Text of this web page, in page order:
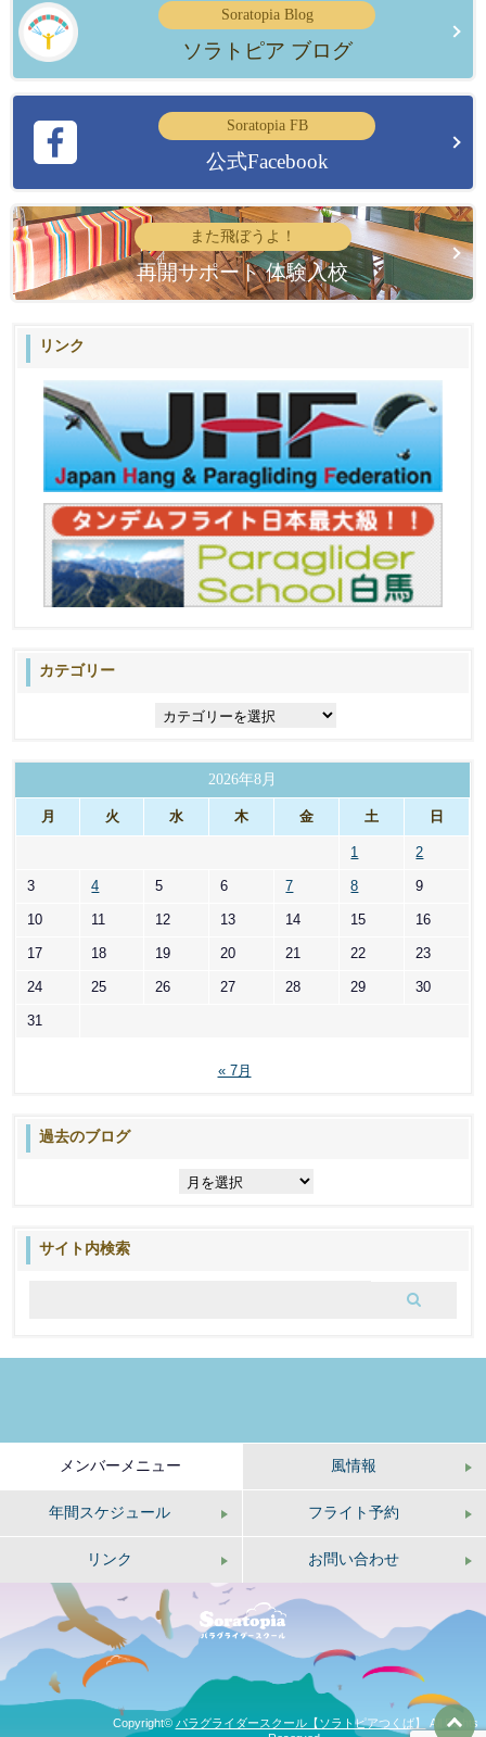
Soratopia Blog
ソラトピア ブログ
Soratopia FB
公式Facebook
また飛ぼうよ！
再開サポート 体験入校
リンク
カテゴリー
ー
2026年8月
月 火 水 木 金 土 日
1 2
3 4 5 6 7 8 9
10 11 12 13 14 15 16
17 18 19 20 21 22 23
24 25 26 27 28 29 30
31
« 7月
過去のブログ
サイト内検索
メンバーメニュー 風情報
年間スケジュール フライト予約
リンク お問い合わせ
Copyright© パラグライダースクール【ソラトピアつくば】
All Rights